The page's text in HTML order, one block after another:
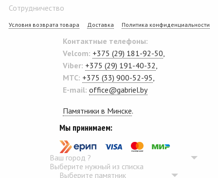
Сотрудничество
Условия возврата товара Доставка Политика конфиденциальности
Контактные телефоны:
Velcom: +375 (29) 181-92-50
Viber: +375 (29) 191-40-32
MTC: +375 (33) 900-52-95
E-mail: office@gabriel.by
Памятники в Минске.
Мы принимаем:
Ваш город ?
Выберите нужный из списка
Выберите памятник